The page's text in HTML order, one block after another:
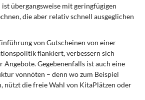
übergangsweise mit geringfügigen
die aber relativ schnell ausge­glichen
von Gutscheinen von einer
flankiert, ver­bessern sich
Gegebenenfalls ist auch eine
vonnöten – denn wo zum Beispiel
nützt die freie Wahl von Kita­Plätzen oder